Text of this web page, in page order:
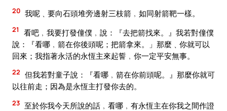
20 我呢﹑要向石頭堆旁邊射三枝箭﹐如同射箭靶一樣。
21
看吧﹐我要打發僮僕﹐說：『去把箭找來。』我若對僮僕
說：『看哪﹐箭在你後頭呢；把箭拿來。」那麼﹑你就可以
回來；我指著永活的永恆主來起誓﹐你一定平安無事。
22 但我若對童子說：『看哪﹐箭在你前頭呢。』那麼你就可
以往前走；因為是永恆主打發你去的。
23 至於你我今天所說的話﹐看哪﹐有永恆主在你我之間作證